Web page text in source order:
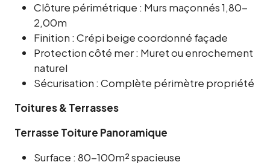
Clôture périmétrique : Murs maçonnés 1,80-
2,00m
Finition : Crépi beige coordonné façade
Protection côté mer : Muret ou enrochement
naturel
Sécurisation : Complète périmètre propriété
Toitures & Terrasses
Terrasse Toiture Panoramique
Surface : 80-100m² spacieuse